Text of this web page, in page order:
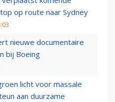
op route naar Sydney
nieuwe documentaire
bij Boeing
licht voor massale
aan duurzame